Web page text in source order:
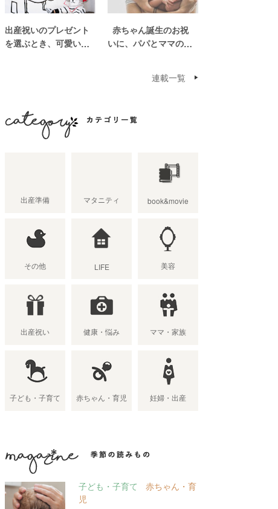
出産祝いのプレゼント
を選ぶとき、可愛いも
でもらいたいし、たく
さん使ってもらえるも
のをプレゼントした
赤ちゃん誕生のお祝
いに、パパとママの親
場合、今現在のお祝い
のでしょうか。また、
ビーの誕生という慶
連載一覧
出産準備 マタニティ book&movie
その他 LIFE 美容
出産祝い 健康・悩み ママ・家族
子ども・子育て 赤ちゃん・育児 妊婦・出産
季節の読み物 子ども・子育て
赤ちゃん・育
児